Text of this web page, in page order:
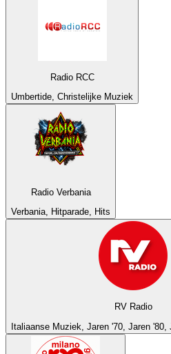
Radio RCC
Umbertide, Christelijke Muziek
Radio Verbania
Verbania, Hitparade, Hits
RV Radio
Italiaanse Muziek, Jaren '70, Jaren '80,